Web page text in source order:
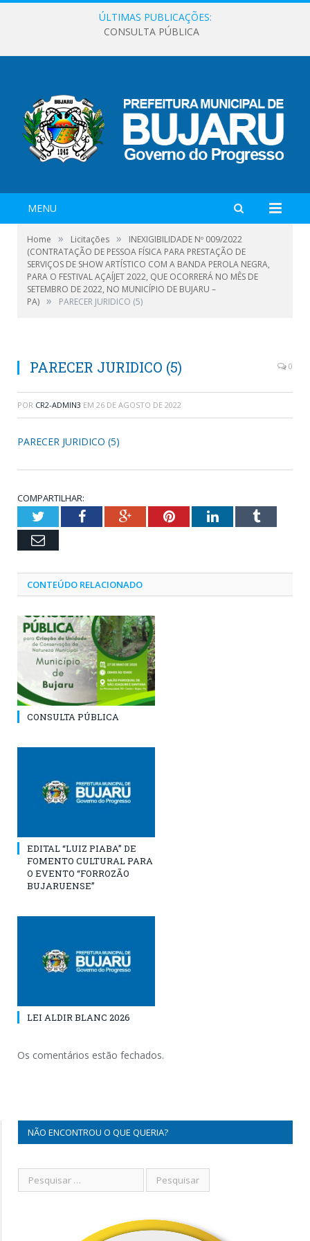
ÚLTIMAS PUBLICAÇÕES:
CONSULTA PÚBLICA
MENU
Home » Licitações »
INEXIGIBILIDADE Nº 009/2022
(CONTRATAÇÃO DE PESSOA FÍSICA PARA PRESTAÇÃO DE
SERVIÇOS DE SHOW ARTÍSTICO COM A BANDA PEROLA NEGRA,
PARA O FESTIVAL AÇAÍJET 2022, QUE OCORRERÁ NO MÊS DE
SETEMBRO DE 2022, NO MUNICÍPIO DE BUJARU –
PA) » PARECER JURIDICO (5)
PARECER JURIDICO (5) 0
POR CR2-ADMIN3 EM 26 DE AGOSTO DE 2022
PARECER JURIDICO (5)
COMPARTILHAR:
TwitterFacebookGoogle+PinterestLinkedInTumblr
Email
CONTEÚDO RELACIONADO
CONSULTA PÚBLICA
EDITAL “LUIZ PIABA” DE
FOMENTO CULTURAL PARA
O EVENTO “FORROZÃO
BUJARUENSE”
LEI ALDIR BLANC 2026
Os comentários estão fechados.
NÃO ENCONTROU O QUE QUERIA?